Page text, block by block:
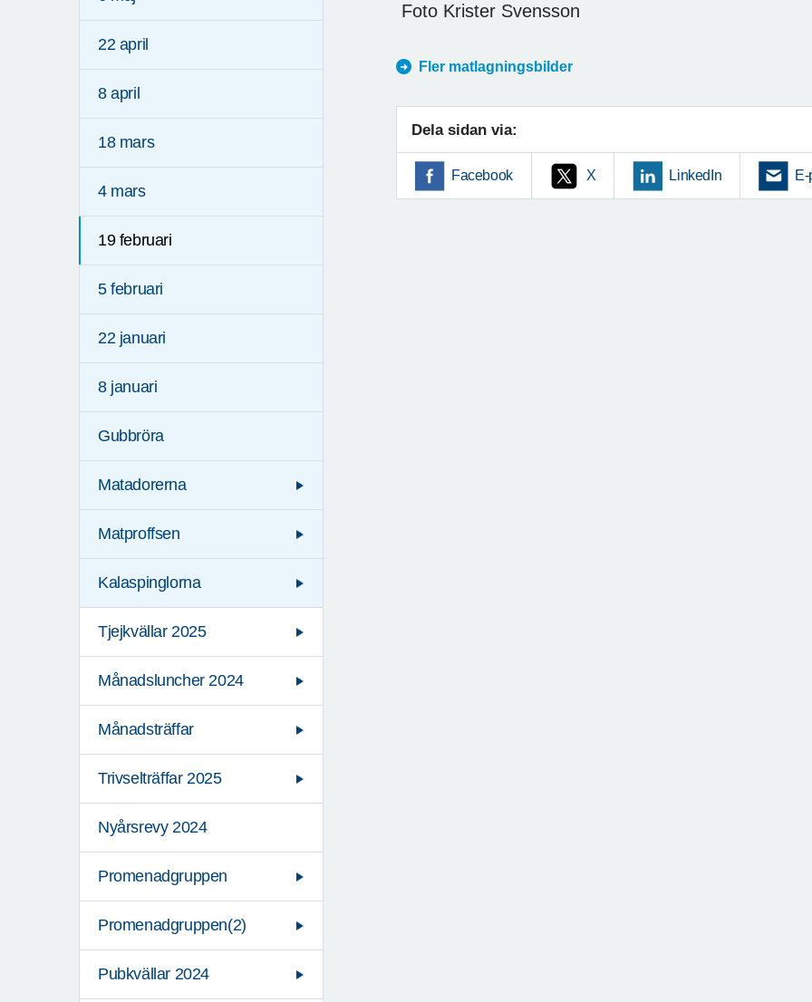
22 april
8 april
18 mars
4 mars
19 februari
5 februari
22 januari
8 januari
Gubbröra
Matadorerna
Matproffsen
Kalaspinglorna
Tjejkvällar 2025
Månadsluncher 2024
Månadsträffar
Trivselträffar 2025
Nyårsrevy 2024
Promenadgruppen
Promenadgruppen(2)
Pubkvällar 2024
Foto Krister Svensson
Fler matlagningsbilder
Dela sidan via:
Facebook X LinkedIn